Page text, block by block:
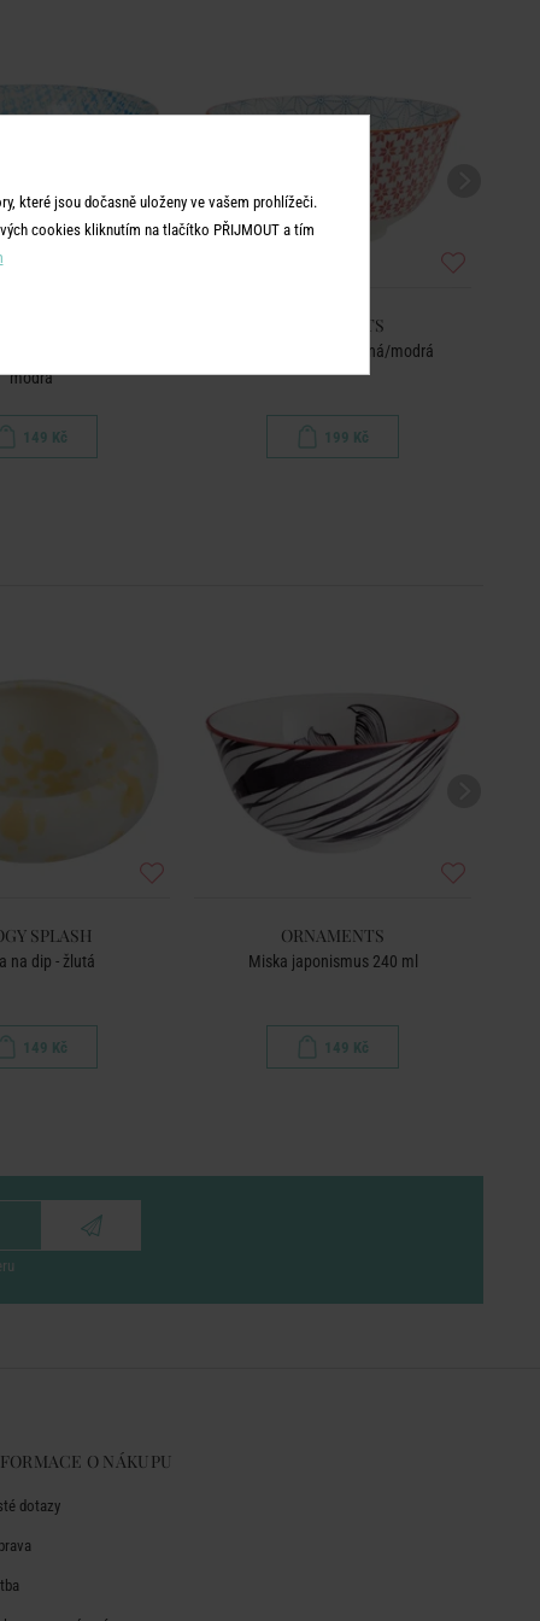
modrá
149 Kč
ORNAMENTS
Miska 520 ml - červená/modrá
199 Kč
SPLASH
na dip - žlutá
149 Kč
ORNAMENTS
Miska japonismus 240 ml
149 Kč
O NÁKUPU
dotazy
které jsou dočasně uloženy ve vašem prohlížeči.
cookies kliknutím na tlačítko PŘIJMOUT a tím